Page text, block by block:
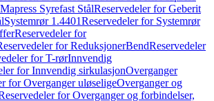
Syrefast StålReservedeler for Geberit
Systemrør 1.4401Reservedeler for Systemrør
Reservedeler for
for ReduksjonerBendReservedeler
for T-rørInnvendig
for Innvendig sirkulasjonOverganger
for Overganger uløseligeOverganger og
for Overganger og forbindelser,